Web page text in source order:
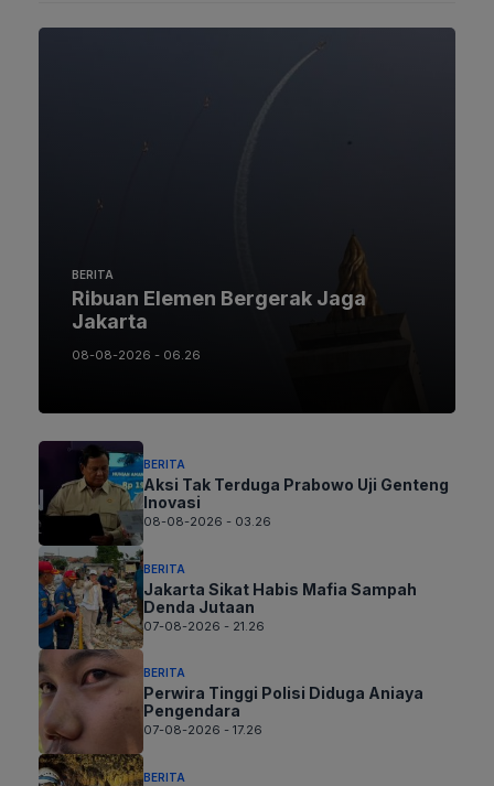
BERITA
Ribuan Elemen Bergerak Jaga
Jakarta
08-08-2026 - 06.26
BERITA
Aksi Tak Terduga Prabowo Uji Genteng
Inovasi
08-08-2026 - 03.26
BERITA
Jakarta Sikat Habis Mafia Sampah
Denda Jutaan
07-08-2026 - 21.26
BERITA
Perwira Tinggi Polisi Diduga Aniaya
Pengendara
07-08-2026 - 17.26
BERITA